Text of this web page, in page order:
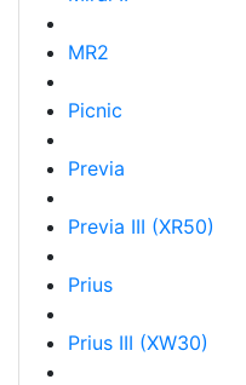
MR2
Picnic
Previa
Previa III (XR50)
Prius
Prius III (XW30)